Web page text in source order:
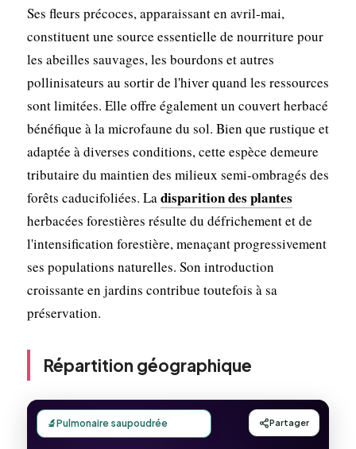
Ses fleurs précoces, apparaissant en avril-mai,
constituent une source essentielle de nourriture pour
les abeilles sauvages, les bourdons et autres
pollinisateurs au sortir de l'hiver quand les ressources
sont limitées. Elle offre également un couvert herbacé
bénéfique à la microfaune du sol. Bien que rustique et
adaptée à diverses conditions, cette espèce demeure
tributaire du maintien des milieux semi-ombragés des
forêts caducifoliées. Ladisparition des plantes
herbacées forestières résulte du défrichement et de
l'intensification forestière, menaçant progressivement
ses populations naturelles. Son introduction
croissante en jardins contribue toutefois à sa
préservation.
Répartition géographique